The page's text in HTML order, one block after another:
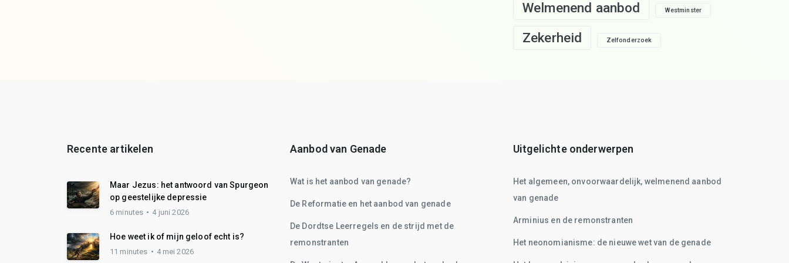
Welmenend aanbod Westminster
Zekerheid Zelfonderzoek
Recente artikelen
Maar Jezus: het antwoord van Spurgeon
op geestelijke depressie
6 minutes 4 juni 2026
Hoe weet ik of mijn geloof echt is?
11 minutes 4 mei 2026
Aanbod van Genade
Wat is het aanbod van genade?
De Reformatie en het aanbod van genade
De Dordtse Leerregels en de strijd met de
remonstranten
Uitgelichte onderwerpen
Het algemeen, onvoorwaardelijk, welmenend aanbod
van genade
Arminius en de remonstranten
Het neonomianisme: de nieuwe wet van de genade